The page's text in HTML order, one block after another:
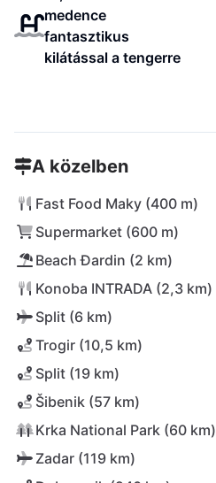
medence
fantasztikus
kilátással a tengerre
A közelben
Fast Food Maky (400 m)
Supermarket (600 m)
Beach Đardin (2 km)
Konoba INTRADA (2,3 km)
Split (6 km)
Trogir (10,5 km)
Split (19 km)
Šibenik (57 km)
Krka National Park (60 km)
Zadar (119 km)